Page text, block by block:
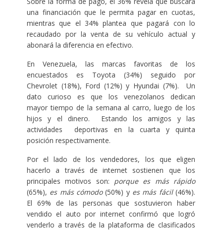
una financiación que le permita pagar en cuotas,
mientras que el 34% plantea que pagará con lo
recaudado por la venta de su vehículo actual y
abonará la diferencia en efectivo.
En Venezuela, las marcas favoritas de los
encuestados es Toyota (34%) seguido por
Chevrolet (18%), Ford (12%) y Hyundai (7%). Un
dato curioso es que los venezolanos dedican
mayor tiempo de la semana al carro, luego de los
hijos y el dinero. Estando los amigos y las
actividades deportivas en la cuarta y quinta
posición respectivamente.
Por el lado de los vendedores, los que eligen
hacerlo a través de internet sostienen que los
principales motivos son: porque es más rápido
(65%), es más cómodo(50%) y es más fácil(46%).
El 69% de las personas que sostuvieron haber
vendido el auto por internet confirmó que logró
venderlo a través de la plataforma de clasificados